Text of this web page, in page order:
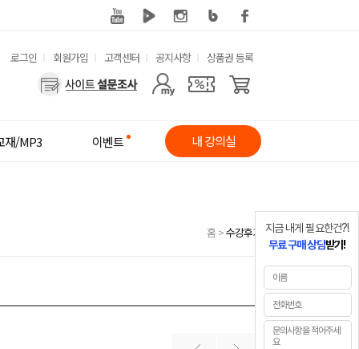
유
메
뉴
로그인 회원가입 고객센터 공지사항 상품권 등록
사
메
재/MP3 이벤트 내 강의실
홈 >수강후기
지금 내게 필요한건?!
무료 구매 상담받기!